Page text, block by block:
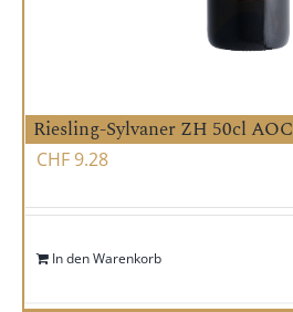
Riesling-Sylvaner ZH 50cl AOC
CHF9.28
In den Warenkorb